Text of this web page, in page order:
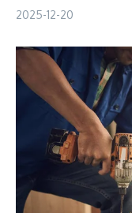
2025-12-20